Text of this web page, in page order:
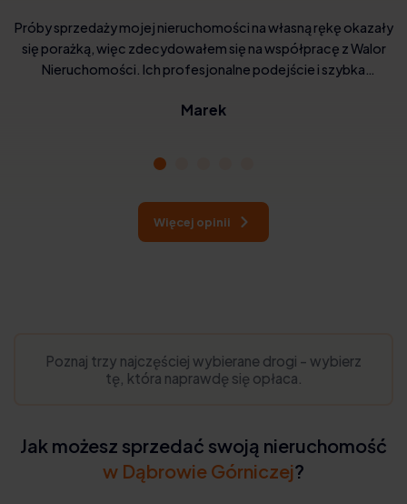
Próby sprzedaży mojej nieruchomości na własną rękę okazały
się porażką, więc zdecydowałem się na współpracę z Walor
Nieruchomości. Ich profesjonalne podejście i szybka
oni zajęli się wszystkimi formalnościami. Ich usługi są godne
Marek
Więcej opinii
Jak możesz sprzedać swoją nieruchomość
w Dąbrowie Górniczej?
Poznaj trzy najczęściej wybierane drogi - wybierz
tę, która naprawdę się opłaca.